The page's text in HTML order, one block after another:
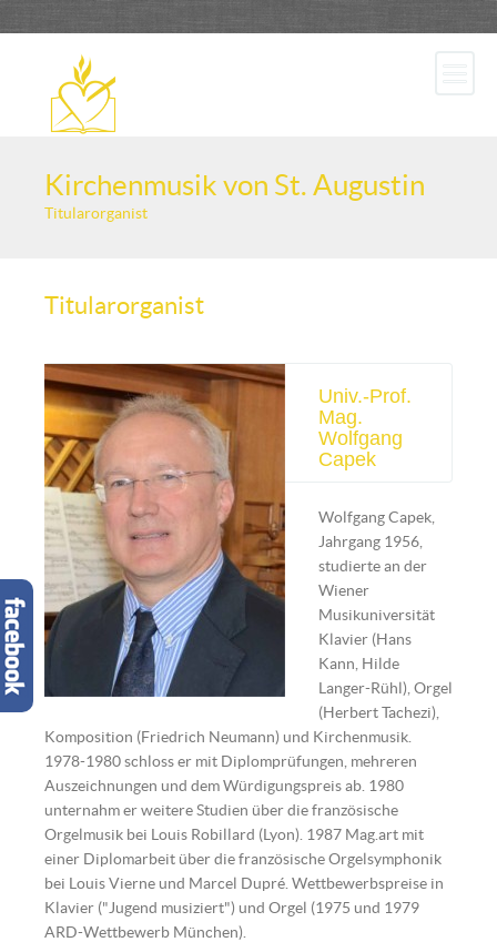
Kirchenmusik von St. Augustin
Titularorganist
Titularorganist
Univ.-Prof.
Mag.
Wolfgang
Capek
Wolfgang Capek,
Jahrgang 1956,
studierte an der
Wiener
Musikuniversität
Klavier (Hans
Kann, Hilde
Langer-Rühl), Orgel
(Herbert Tachezi),
Komposition (Friedrich Neumann) und Kirchenmusik.
1978-1980 schloss er mit Diplomprüfungen, mehreren
Auszeichnungen und dem Würdigungspreis ab. 1980
unternahm er weitere Studien über die französische
Orgelmusik bei Louis Robillard (Lyon). 1987 Mag.art mit
einer Diplomarbeit über die französische Orgelsymphonik
bei Louis Vierne und Marcel Dupré. Wettbewerbspreise in
Klavier ("Jugend musiziert") und Orgel (1975 und 1979
ARD-Wettbewerb München).